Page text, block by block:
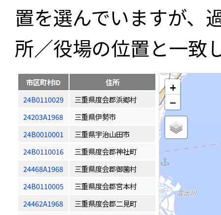
置を選んでいますが、
所／役場の位置と一致
市区町村ID
住所
24B0110029
三重県度会郡浜郷村
24203A1968
三重県伊勢市
24B0010001
三重県宇治山田市
24B0110016
三重県度会郡神社町
24468A1968
三重県度会郡御薗村
24B0110005
三重県度会郡宮本村
24462A1968
三重県度会郡二見町
+
−